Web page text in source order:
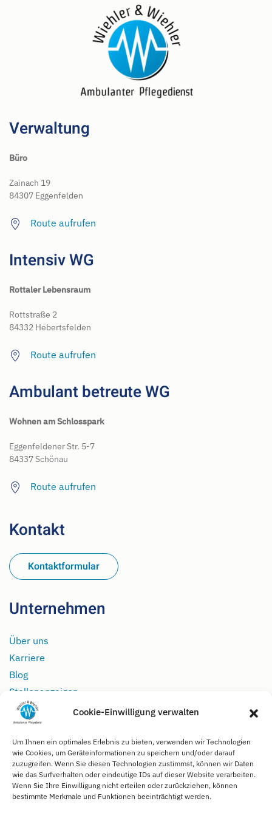
Cookie-Einwilligung verwalten
Um Ihnen ein optimales Erlebnis zu bieten, verwenden wir Technologien
wie Cookies, um Geräteinformationen zu speichern und/oder darauf
zuzugreifen. Wenn Sie diesen Technologien zustimmst, können wir Daten
wie das Surfverhalten oder eindeutige IDs auf dieser Website verarbeiten.
Wenn Sie Ihre Einwilligung nicht erteilen oder zurückziehen, können
bestimmte Merkmale und Funktionen beeinträchtigt werden.
Verwaltung
Büro
Zainach 19
84307 Eggenfelden
Route aufrufen
Intensiv WG
Rottaler Lebensraum
Rottstraße 2
84332 Hebertsfelden
Route aufrufen
Ambulant betreute WG
Wohnen am Schlosspark
Eggenfeldener Str. 5-7
84337 Schönau
Route aufrufen
Kontakt
Kontaktformular
Unternehmen
Über uns
Karriere
Blog
Stellenanzeigen
Rechtliches
Impressum
Datenschutz
Kontakt